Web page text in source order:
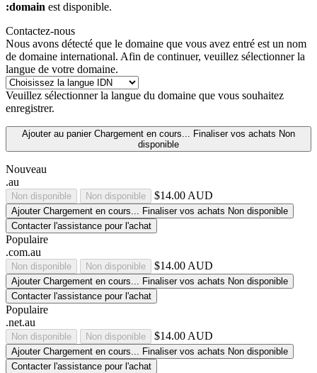
:domain est disponible.
Contactez-nous
Nous avons détecté que le domaine que vous avez entré est un nom
de domaine international. Afin de continuer, veuillez sélectionner la
langue de votre domaine.
Veuillez sélectionner la langue du domaine que vous souhaitez
enregistrer.
Ajouter au panier Chargement en cours... Finaliser vos achats Non
disponible
Nouveau
.au
Non disponible Non disponible $14.00 AUD
Ajouter Chargement en cours... Finaliser vos achats Non disponible
Contacter l'assistance pour l'achat
Populaire
.com.au
Non disponible Non disponible $14.00 AUD
Ajouter Chargement en cours... Finaliser vos achats Non disponible
Contacter l'assistance pour l'achat
Populaire
.net.au
Non disponible Non disponible $14.00 AUD
Ajouter Chargement en cours... Finaliser vos achats Non disponible
Contacter l'assistance pour l'achat